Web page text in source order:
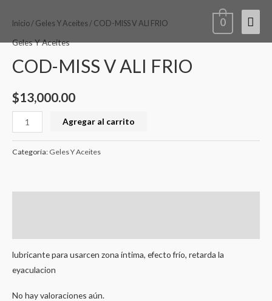
contenido
0
Inicio/ Geles Y Aceites / COD-MISS V ALI FRIO
Geles Y Aceites
COD-MISS V ALI FRIO
$13,000.00
MISS
V
FRIO
Agregar al carrito
Categoría: Geles Y Aceites
lubricante para usarcen zona íntima, efecto frío, retarda la
eyaculacion
No hay valoraciones aún.